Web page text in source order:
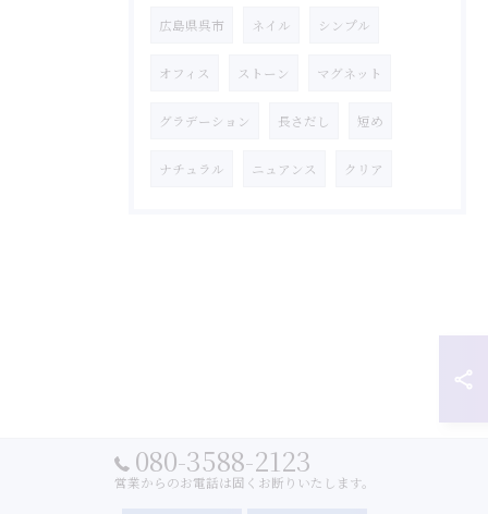
広島県呉市 ネイル シンプル
オフィス ストーン マグネット
グラデーション 長さだし 短め
ナチュラル ニュアンス クリア
080-3588-2123
営業からのお電話は固くお断りいたします。